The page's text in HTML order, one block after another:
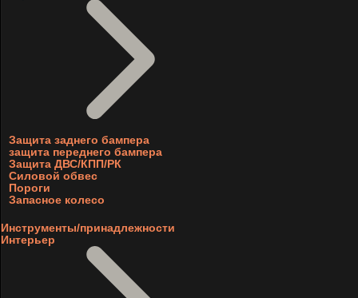
Защита заднего бампера
защита переднего бампера
Защита ДВС/КПП/РК
Силовой обвес
Пороги
Запасное колесо
Инструменты/принадлежности
Интерьер